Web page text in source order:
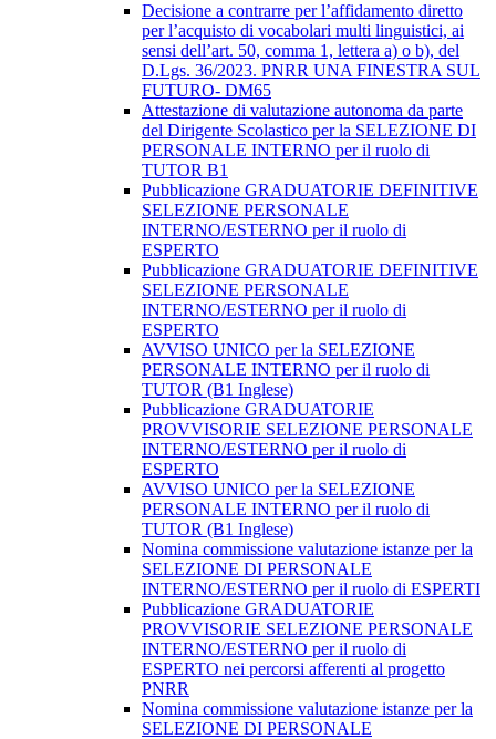
Decisione a contrarre per l’affidamento diretto
per l’acquisto di vocabolari multi linguistici, ai
sensi dell’art. 50, comma 1, lettera a) o b), del
D.Lgs. 36/2023. PNRR UNA FINESTRA SUL
FUTURO- DM65
Attestazione di valutazione autonoma da parte
del Dirigente Scolastico per la SELEZIONE DI
PERSONALE INTERNO per il ruolo di
TUTOR B1
Pubblicazione GRADUATORIE DEFINITIVE
SELEZIONE PERSONALE
INTERNO/ESTERNO per il ruolo di
ESPERTO
Pubblicazione GRADUATORIE DEFINITIVE
SELEZIONE PERSONALE
INTERNO/ESTERNO per il ruolo di
ESPERTO
AVVISO UNICO per la SELEZIONE
PERSONALE INTERNO per il ruolo di
TUTOR (B1 Inglese)
Pubblicazione GRADUATORIE
PROVVISORIE SELEZIONE PERSONALE
INTERNO/ESTERNO per il ruolo di
ESPERTO
AVVISO UNICO per la SELEZIONE
PERSONALE INTERNO per il ruolo di
TUTOR (B1 Inglese)
Nomina commissione valutazione istanze per la
SELEZIONE DI PERSONALE
INTERNO/ESTERNO per il ruolo di ESPERTI
Pubblicazione GRADUATORIE
PROVVISORIE SELEZIONE PERSONALE
INTERNO/ESTERNO per il ruolo di
ESPERTO nei percorsi afferenti al progetto
PNRR
Nomina commissione valutazione istanze per la
SELEZIONE DI PERSONALE